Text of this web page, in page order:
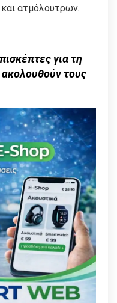
ατμόλουτρων.
για τη
τους